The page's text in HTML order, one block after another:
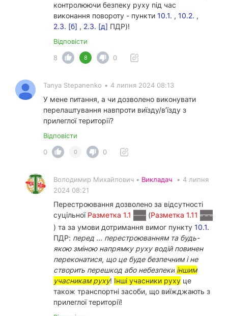
контролюючи безпеку руху під час
виконання повороту - пункти 10.1. , 10.2. ,
2.3. [б] , 2.3. [д] ПДР)!
Відповісти
8
8 0
Tanya Stepanenko • 4 липня 2024 08:13
У мене питання, а чи дозволено виконувати
перелаштування навпроти виїзду/вʼїзду з
прилеглої території?
Відповісти
0
0 0
Володимир Михайлович • Викладач • 4 липня
2024 08:21
Перестроювання дозволено за відсутності
суцільної Разметка 1.1 (Разметка 1.11
) та за умови дотримання вимог пункту 10.1.
ПДР: перед ... перестроюванням та будь-
якою зміною напрямку руху водій повинен
переконатися, що це буде безпечним і не
створить перешкод або небезпеки іншим
учасникам руху! Інші учасники руху це
також транспортні засоби, що виїжджають з
прилеглої території!